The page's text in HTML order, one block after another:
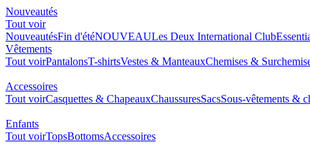
Nouveautés
Tout voir
NouveautésFin d'étéNOUVEAULes Deux International Club
Vêtements
Tout voirPantalonsT-shirtsVestes & ManteauxChemises &
Accessoires
Tout voirCasquettes & ChapeauxChaussuresSacsSous-vêtements &
Enfants
Tout voirTopsBottomsAccessoires